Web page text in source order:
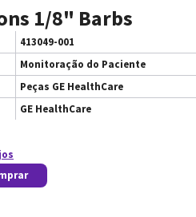
1/8" Barbs
413049-001
Monitoração do Paciente
Peças GE HealthCare
GE HealthCare